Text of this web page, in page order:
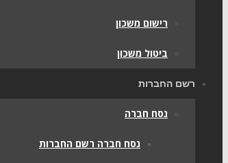
רישום משכון
ביטול משכון
רשם החברות
נסח חברה
נסח חברה רשם החברות